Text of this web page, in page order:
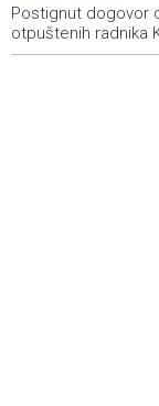
19:29
Španska
Maroka kao
Postignut dogovor
otpuštenih radnika